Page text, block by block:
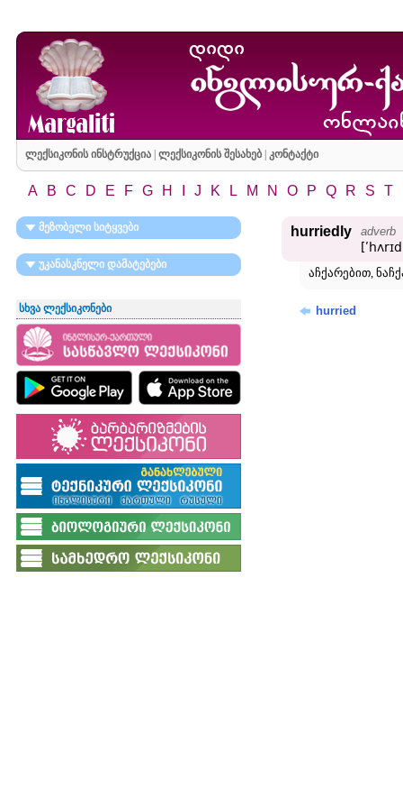
ლექსიკონის ინსტრუქცია| ლექსიკონის შესახებ| კონტაქტი
A B C D E F G H J K L M N O P Q R S T
მეზობელი სიტყვები
უკანასკნელი დამატებები
სხვა ლექსიკონები
hurriedly adverb
აჩქარებით,
hurried